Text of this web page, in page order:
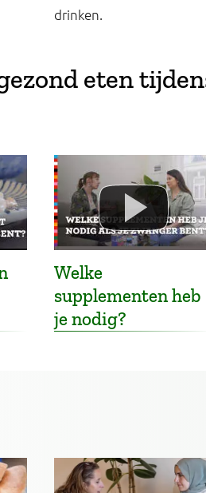
drinken.
eten
Welke
supplementen heb
je nodig?